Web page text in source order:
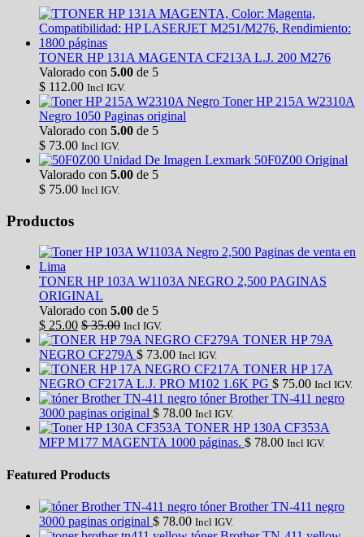
TONER HP 131A MAGENTA CF213A L.J. 200 M276
Valorado con 5.00 de 5
$ 112.00 Incl IGV.
Toner HP 215A W2310A
Negro 1050 Paginas original
Valorado con 5.00 de 5
$ 73.00 Incl IGV.
Unidad De Imagen Lexmark 50F0Z00 Original
Valorado con 5.00 de 5
$ 75.00 Incl IGV.
Productos
TONER HP 103A W1103A NEGRO 2,500 PAGINAS
ORIGINAL
Valorado con 5.00 de 5
$ 25.00 $35.00 Incl IGV.
TONER HP 79A
NEGRO CF279A $ 73.00 Incl IGV.
TONER HP 17A
NEGRO CF217A L.J. PRO M102 1.6K PG $ 75.00 Incl IGV.
tóner Brother TN-411 negro
3000 paginas original $ 78.00 Incl IGV.
TONER HP 130A CF353A
MFP M177 MAGENTA 1000 páginas. $ 78.00 Incl IGV.
Featured Products
tóner Brother TN-411 negro
3000 paginas original $ 78.00 Incl IGV.